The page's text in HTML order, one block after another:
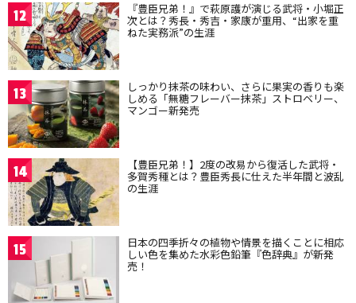
12 『豊臣兄弟！』で萩原護が演じる武将・小堀正
次とは？秀長・秀吉・家康が重用、“出家を重
ねた実務派”の生涯
13 しっかり抹茶の味わい、さらに果実の香りも楽
しめる「無糖フレーバー抹茶」ストロベリー、
マンゴー新発売
14 【豊臣兄弟！】2度の改易から復活した武将・
多賀秀種とは？豊臣秀長に仕えた半年間と波乱
の生涯
15 日本の四季折々の植物や情景を描くことに相応
しい色を集めた水彩色鉛筆『色辞典』が新発
売！